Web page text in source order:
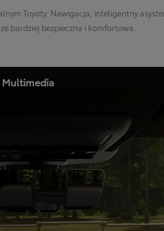
Toyoty. Nawigacja, inteligentny
bardziej bezpieczna i komfortowa.
Multimedia